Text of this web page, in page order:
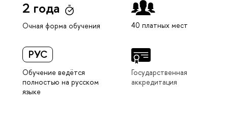
2 года
Очная форма обучения 40 платных мест
РУС
Обучение ведётся
полностью на русском
языке
Государственная
аккредитация